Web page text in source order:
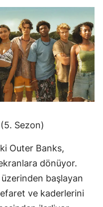
Sezon)
Outer Banks,
dönüyor.
başlayan
ve kaderlerini